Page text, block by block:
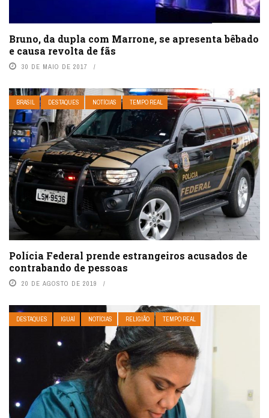
Bruno, da dupla com Marrone, se apresenta bêbado
e causa revolta de fãs
30 DE MAIO DE 2017
BRASIL DESTAQUES NOTÍCIAS TEMPO REAL
Polícia Federal prende estrangeiros acusados de
contrabando de pessoas
20 DE AGOSTO DE 2019
DESTAQUES IGUAÍ NOTÍCIAS RELIGIÃO TEMPO REAL